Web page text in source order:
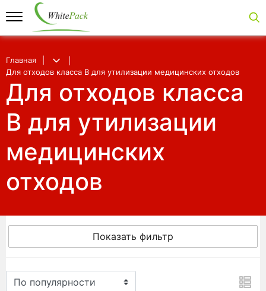
Главная
Для отходов класса В для утилизации медицинских отходов
Для отходов класса
В для утилизации
медицинских
отходов
Показать фильтр